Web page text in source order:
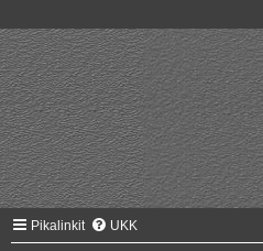
Pikalinkit UKK